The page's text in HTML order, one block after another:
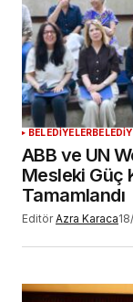
YORUM
BELEDİYELER
ABB ve UN
Mesleki Güç
Tamamlandı
Editör Azra Karaca